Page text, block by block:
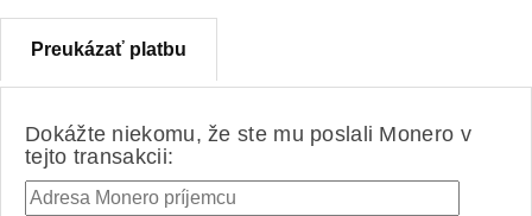
Preukázať platbu
Dokážte niekomu, že ste mu poslali Monero v
tejto transakcii: